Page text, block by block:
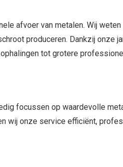
afvoer van metalen. Wij
produceren. Dankzij onze
tot grotere
focussen op waardevolle
wij onze service efficiënt,